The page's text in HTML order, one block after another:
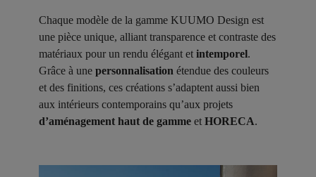
Chaque modèle de la gamme KUUMO Design est
une pièce unique, alliant transparence et contraste des
matériaux pour un rendu élégant et intemporel.
Grâce à une personnalisation étendue des couleurs
et des finitions, ces créations s’adaptent aussi bien
aux intérieurs contemporains qu’aux projets
d’aménagement haut de gamme et HORECA.